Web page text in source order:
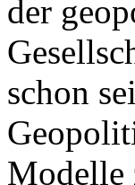
der
schon
Modelle